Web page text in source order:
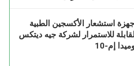
أجهزة استشعار الأكسجين الطبية
للاستمرار لشركة جيه ديتكس
إم-10